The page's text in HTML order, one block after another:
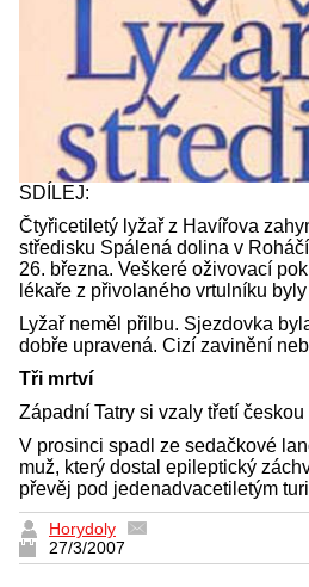
SDÍLEJ:
Čtyřicetiletý lyžař z Havířova
středisku Spálená dolina v
26. března. Veškeré oživovací
lékaře z přivolaného vrtulníku
Lyžař neměl přilbu. Sjezdovka
dobře upravená. Cizí zavinění
Tři mrtví
Západní Tatry si vzaly třetí
V prosinci spadl ze sedačkové
muž, který dostal epileptický
převěj pod jedenadvacetiletým
Horydoly
27/3/2007